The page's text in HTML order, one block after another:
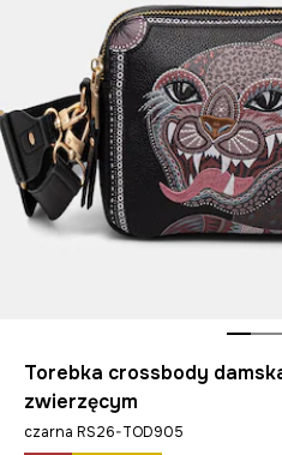
Torebka crossbody
zwierzęcym
czarna RS26-TOD905